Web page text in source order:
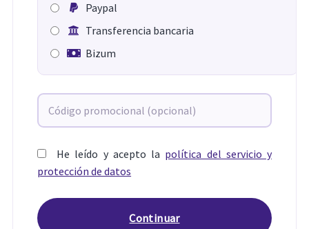
Paypal
Transferencia bancaria
Bizum
He leído y acepto la política del servicio y
protección de datos